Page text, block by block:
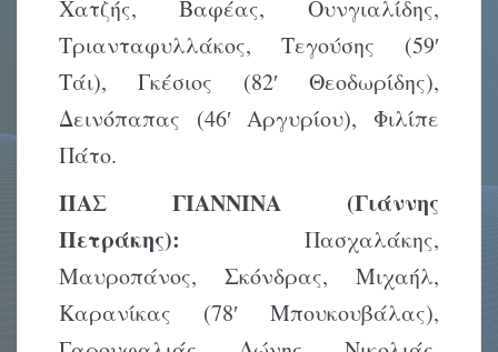
Χατζής, Βαφέας, Ουνγιαλίδης,
Τριανταφυλλάκος, Τεγούσης (59′
Τάι), Γκέσιος (82′ Θεοδωρίδης),
Δεινόπαπας (46′ Αργυρίου), Φιλίπε
Πάτο.
ΠΑΣ ΓΙΑΝΝΙΝΑ (Γιάννης
Πετράκης): Πασχαλάκης,
Μαυροπάνος, Σκόνδρας, Μιχαήλ,
Καρανίκας (78′ Μπουκουβάλας),